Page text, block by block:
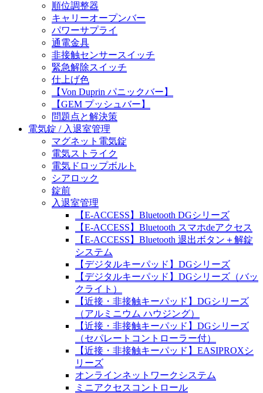
順位調整器
キャリーオープンバー
パワーサプライ
通電金具
非接触センサースイッチ
緊急解除スイッチ
仕上げ色
【Von Duprin パニックバー】
【GEM プッシュバー】
問題点と解決策
電気錠 / 入退室管理
マグネット電気錠
電気ストライク
電気ドロップボルト
シアロック
錠前
入退室管理
【E-ACCESS】Bluetooth DGシリーズ
【E-ACCESS】Bluetooth スマホdeアクセス
【E-ACCESS】Bluetooth 退出ボタン＋解錠
システム
【デジタルキーパッド】DGシリーズ
【デジタルキーパッド】DGシリーズ（バッ
クライト）
【近接・非接触キーパッド】DGシリーズ
（アルミニウム ハウジング）
【近接・非接触キーパッド】DGシリーズ
（セパレートコントローラー付）
【近接・非接触キーパッド】EASIPROXシ
リーズ
オンラインネットワークシステム
ミニアクセスコントロール